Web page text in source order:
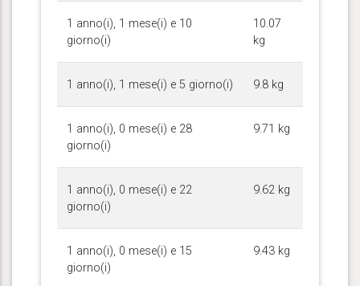
1 anno(i), 1 mese(i) e 10
giorno(i)
10.07
kg
1 anno(i), 1 mese(i) e 5 giorno(i) 9.8 kg
1 anno(i), 0 mese(i) e 28
giorno(i)
9.71 kg
1 anno(i), 0 mese(i) e 22
giorno(i)
9.62 kg
1 anno(i), 0 mese(i) e 15
giorno(i)
9.43 kg